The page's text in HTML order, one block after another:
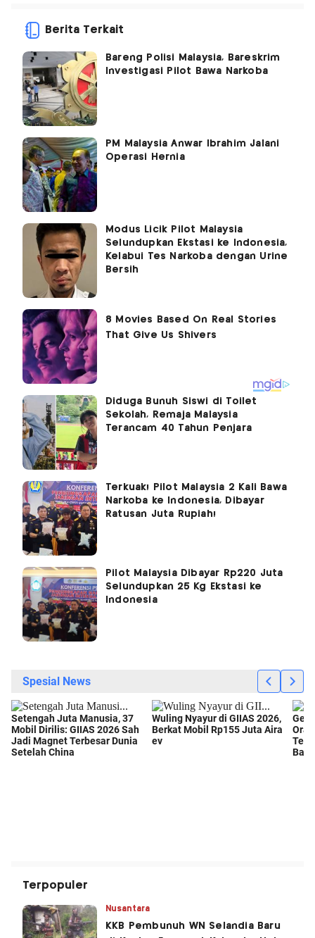
Berita Terkait
Bareng Polisi Malaysia, Bareskrim
Investigasi Pilot Bawa Narkoba
PM Malaysia Anwar Ibrahim Jalani
Operasi Hernia
Modus Licik Pilot Malaysia
Selundupkan Ekstasi ke Indonesia,
Kelabui Tes Narkoba dengan Urine
Bersih
Diduga Bunuh Siswi di Toilet
Sekolah, Remaja Malaysia
Terancam 40 Tahun Penjara
Terkuak! Pilot Malaysia 2 Kali Bawa
Narkoba ke Indonesia, Dibayar
Ratusan Juta Rupiah!
Pilot Malaysia Dibayar Rp220 Juta
Selundupkan 25 Kg Ekstasi ke
Indonesia
Terpopuler
Nusantara
KKB Pembunuh WN Selandia Baru